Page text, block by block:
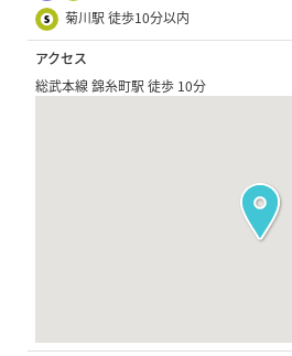
菊川駅 徒歩10分以内
アクセス
総武本線 錦糸町駅 徒歩 10分